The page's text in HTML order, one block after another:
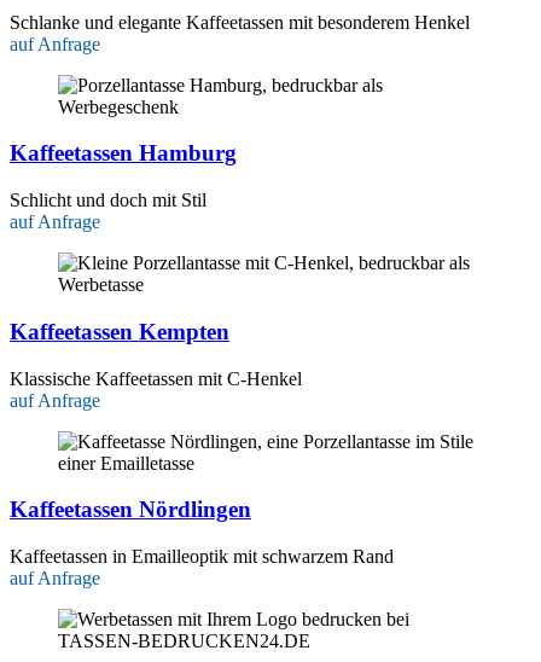
Schlanke und elegante Kaffeetassen mit besonderem Henkel
auf Anfrage
Kaffeetassen Hamburg
Schlicht und doch mit Stil
auf Anfrage
Kaffeetassen Kempten
Klassische Kaffeetassen mit C-Henkel
auf Anfrage
Kaffeetassen Nördlingen
Kaffeetassen in Emailleoptik mit schwarzem Rand
auf Anfrage